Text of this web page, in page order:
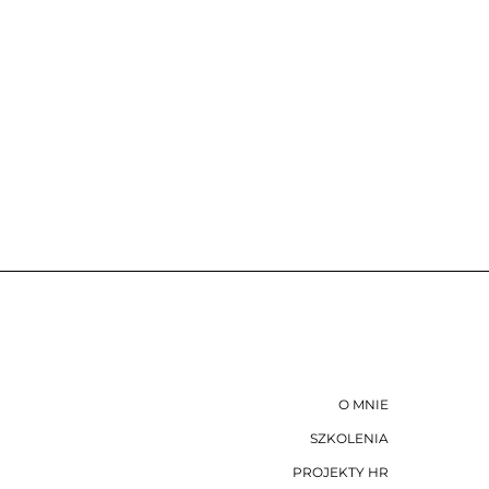
O MNIE
SZKOLENIA
PROJEKTY HR